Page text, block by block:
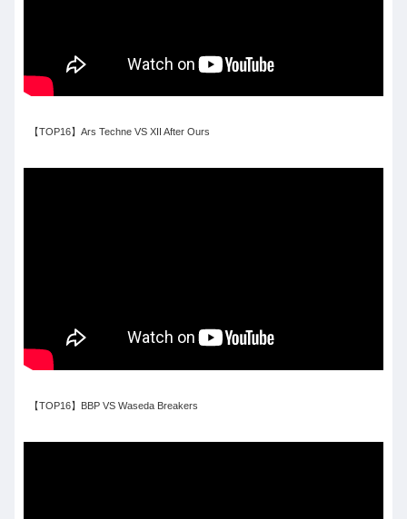
【TOP16】Ars Techne VS XII After Ours
【TOP16】BBP VS Waseda Breakers